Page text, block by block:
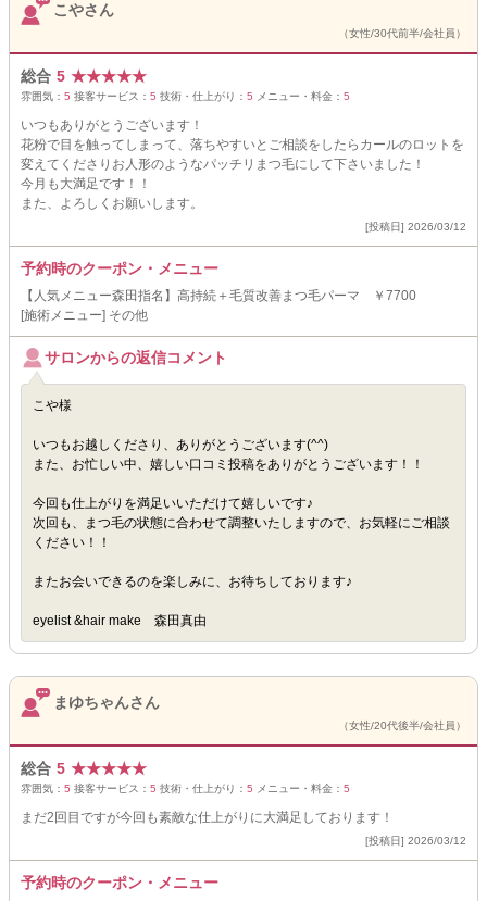
こやさん
（女性/30代前半/会社員）
総合 5 ★★★★★
雰囲気： 5 接客サービス： 5 技術・仕上がり： 5 メニュー・料金： 5
いつもありがとうございます！
花粉で目を触ってしまって、落ちやすいとご相談をしたらカールのロットを
変えてくださりお人形のようなパッチリまつ毛にして下さいました！
今月も大満足です！！
また、よろしくお願いします。
[投稿日] 2026/03/12
予約時のクーポン・メニュー
【人気メニュー森田指名】高持続＋毛質改善まつ毛パーマ ￥7700
[施術メニュー] その他
サロンからの返信コメント
こや様
いつもお越しくださり、ありがとうございます(^^)
また、お忙しい中、嬉しい口コミ投稿をありがとうございます！！
今回も仕上がりを満足いいただけて嬉しいです♪
次回も、まつ毛の状態に合わせて調整いたしますので、お気軽にご相談
ください！！
またお会いできるのを楽しみに、お待ちしております♪
eyelist &hair make 森田真由
まゆちゃんさん
（女性/20代後半/会社員）
総合 5 ★★★★★
雰囲気： 5 接客サービス： 5 技術・仕上がり： 5 メニュー・料金： 5
まだ2回目ですが今回も素敵な仕上がりに大満足しております！
[投稿日] 2026/03/12
予約時のクーポン・メニュー